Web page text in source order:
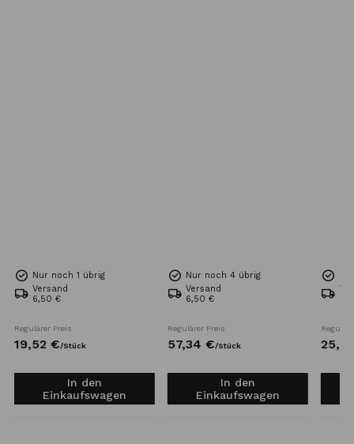
Nur noch 1 übrig
Versand
6,50 €
Regulärer Preis
19,52 €/Stück
In den
Einkaufswagen
Nur noch 4 übrig
Versand
6,50 €
Regulärer Preis
57,34 €/Stück
In den
Einkaufswagen
25,